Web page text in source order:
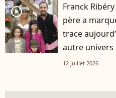
player2
Franck
père a
trace
autre univers
12 juillet 2026